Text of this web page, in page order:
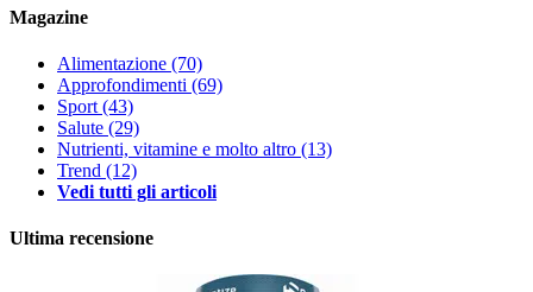
Magazine
Alimentazione (70)
Approfondimenti (69)
Sport (43)
Salute (29)
Nutrienti, vitamine e molto altro (13)
Trend (12)
Vedi tutti gli articoli
Ultima recensione